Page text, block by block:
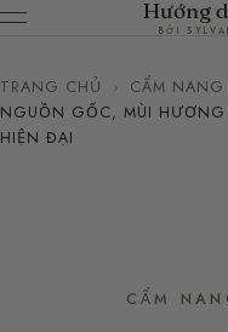
Hướng
BỞI
TRANG CHỦ › CẨM
NGUỒN GỐC, MÙI
HIỆN ĐẠI
CẨM